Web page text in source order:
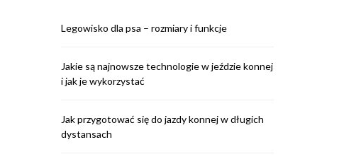
Legowisko dla psa – rozmiary i funkcje
Jakie są najnowsze technologie w jeździe konnej
i jak je wykorzystać
Jak przygotować się do jazdy konnej w długich
dystansach